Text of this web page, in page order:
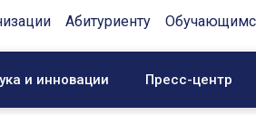
Абитуриенту
и инновации Пресс-центр